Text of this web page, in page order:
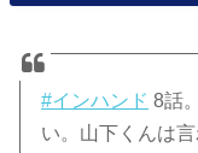
#インハンド 8話
い。山下くんは